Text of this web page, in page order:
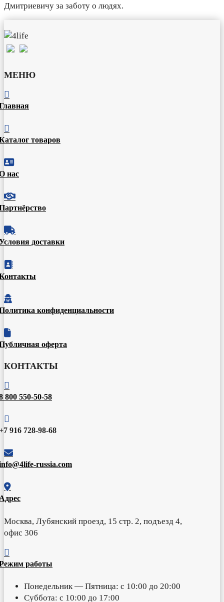
Дмитриевичу за заботу о людях.
МЕНЮ


товаров

нас


доставки


конфиденциальности

оферта
КОНТАКТЫ

800 550-50-58

916 728-98-68

russia.com

Москва, Лубянский проезд, 15 стр. 2, подъезд 4,
офис 306

работы
Понедельник — Пятница: с 10:00 до 20:00
Суббота: с 10:00 до 17:00